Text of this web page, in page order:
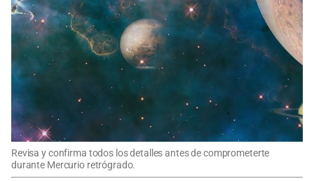
Revisa y confirma todos los detalles antes de comprometerte
durante Mercurio retrógrado.